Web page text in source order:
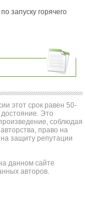
запуску горячего
этот срок равен 50-
Это
соблюдая
право на
защиту репутации
данном сайте
авторов.